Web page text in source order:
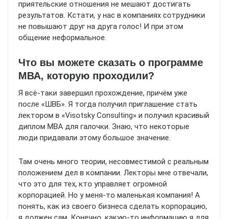
приятельские отношения не мешают достигать
результатов. Кстати, у нас в компаниях сотрудники
не повышают друг на друга голос! И при этом
общение неформальное.
Что вы можете сказать о программе
МВА, которую проходили?
Я всё-таки завершил прохождение, причём уже
после «ШВБ». Я тогда получил приглашение стать
лектором в «Visotsky Consulting» и получил красивый
диплом МВА для галочки. Знаю, что некоторые
люди придавали этому большое значение.
Там очень много теории, несовместимой с реальным
положением дел в компании. Лекторы мне отвечали,
что это для тех, кто управляет огромной
корпорацией. Но у меня-то маленькая компания! А
понять, как из своего бизнеса сделать корпорацию,